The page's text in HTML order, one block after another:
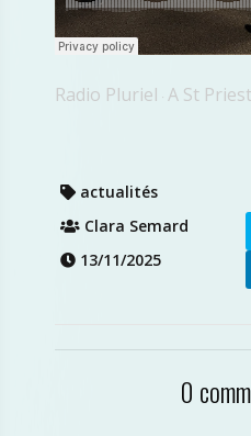
Radio Pluriel · A St Priest, un
actualités
Clara Semard
13/11/2025
0